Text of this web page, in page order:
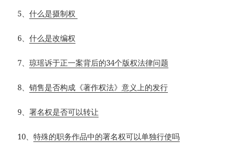
5 、什么是摄制权
6 、什么是改编权
7 、琼瑶诉于正一案背后的34个版权法律问题
8 、销售是否构成《著作权法》意义上的发行
9 、署名权是否可以转让
10 、特殊的职务作品中的署名权可以单独行使吗